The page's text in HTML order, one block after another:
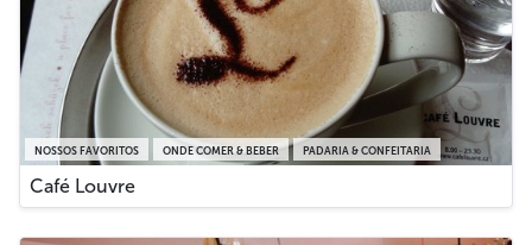
NOSSOS FAVORITOS ONDE COMER & BEBER PADARIA & CONFEITARIA
Café Louvre